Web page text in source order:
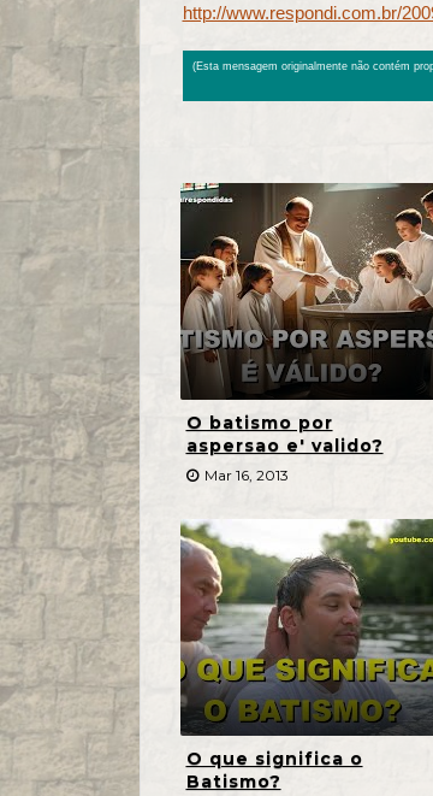
http://www.respondi.com.br/
(Esta mensagem originalmente não contém
O batismo por
aspersao e' valido?
Mar 16, 2013
O que significa o
Batismo?